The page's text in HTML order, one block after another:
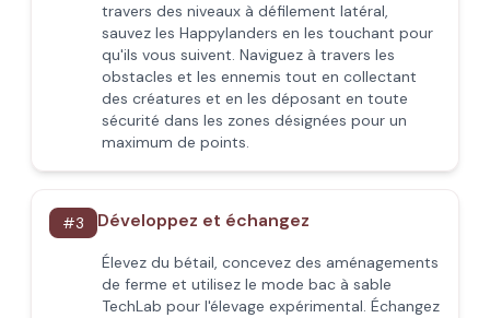
travers des niveaux à défilement latéral,
sauvez les Happylanders en les touchant pour
qu'ils vous suivent. Naviguez à travers les
obstacles et les ennemis tout en collectant
des créatures et en les déposant en toute
sécurité dans les zones désignées pour un
maximum de points.
#3 Développez et échangez
Élevez du bétail, concevez des aménagements
de ferme et utilisez le mode bac à sable
TechLab pour l'élevage expérimental. Échangez